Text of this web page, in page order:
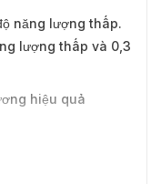
năng lượng thấp.
lượng thấp và 0,3
hiệu quả
GB